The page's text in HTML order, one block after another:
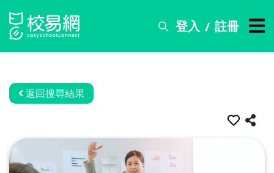
登入 / 註冊
搜
務
資
訊
返回搜尋結果